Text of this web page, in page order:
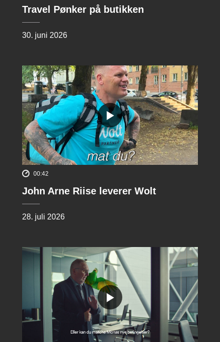
Travel Pønker på butikken
30. juni 2026
00:42
John Arne Riise leverer Wolt
28. juli 2026